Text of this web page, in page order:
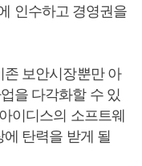
인수하고 경영권을
존 보안시장뿐만 아
을 다각화할 수 있
이디스의 소프트웨
탄력을 받게 될